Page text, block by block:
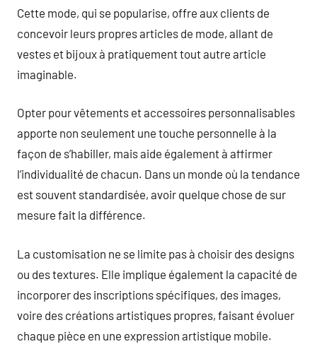
Cette mode, qui se popularise, offre aux clients de
concevoir leurs propres articles de mode, allant de
vestes et bijoux à pratiquement tout autre article
imaginable.
Opter pour vêtements et accessoires personnalisables
apporte non seulement une touche personnelle à la
façon de s’habiller, mais aide également à affirmer
l’individualité de chacun. Dans un monde où la tendance
est souvent standardisée, avoir quelque chose de sur
mesure fait la différence.
La customisation ne se limite pas à choisir des designs
ou des textures. Elle implique également la capacité de
incorporer des inscriptions spécifiques, des images,
voire des créations artistiques propres, faisant évoluer
chaque pièce en une expression artistique mobile.